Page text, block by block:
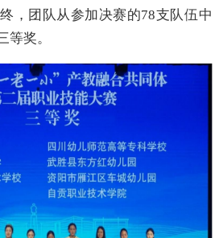
，团队从参加决赛的78支队伍中
等奖。